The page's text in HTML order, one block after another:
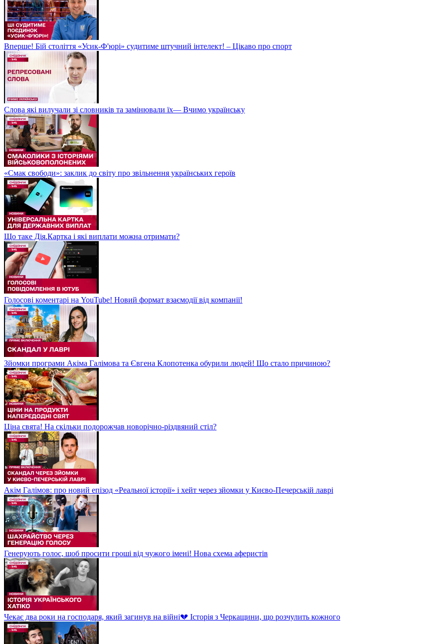
Вперше! Бій століття «Усик-Ф'юрі» судитиме штучний інтелект! – Цікаво про спорт
Слова які вилучали зі словників та замінювали їх— Вчимо українську
«Смак свободи»: заклик до світу про звільнення українських героїв
Що таке Дія.Картка і які виплати можна отримати?
Голосові коментарі на YouTube! Новий формат взаємодії від компанії!
Зйомки програми Акіма Галімова та Євгена Клопотенка обурили людей! Що стало причиною?
Ціна свята! На скільки подорожчав новорічно-різдвяний стіл?
Акім Галімов: про новий епізод «Реальної історії» і хейт через зйомки у Києво-Печерській лаврі
Генерують голос, щоб просити гроші від чужого імені! Нова схема аферистів
Чекає два роки на господаря, який загинув на війні💔 Історія з Черкащини, що розчулить кожного